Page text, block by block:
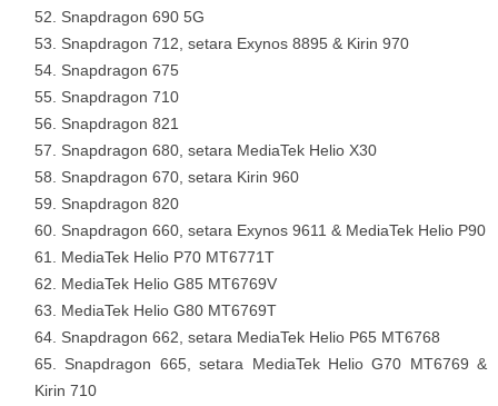
Snapdragon 690 5G
Snapdragon 712, setara Exynos 8895 & Kirin 970
Snapdragon 675
Snapdragon 710
Snapdragon 821
Snapdragon 680, setara MediaTek Helio X30
Snapdragon 670, setara Kirin 960
Snapdragon 820
Snapdragon 660, setara Exynos 9611 & MediaTek Helio P90
MediaTek Helio P70 MT6771T
MediaTek Helio G85 MT6769V
MediaTek Helio G80 MT6769T
Snapdragon 662, setara MediaTek Helio P65 MT6768
Snapdragon 665, setara MediaTek Helio G70 MT6769 &
Kirin 710